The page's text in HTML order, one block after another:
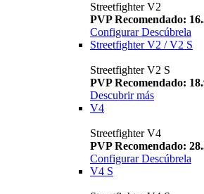
Streetfighter V2
PVP Recomendado:
Configurar Descúbrela
Streetfighter V2 / V2 S
Streetfighter V2 S
PVP Recomendado:
Descubrir más
V4
Streetfighter V4
PVP Recomendado:
Configurar Descúbrela
V4 S